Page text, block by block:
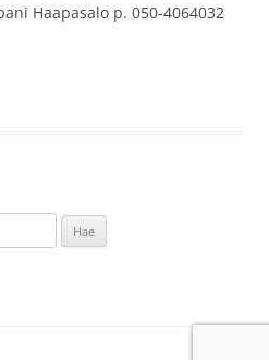
Haapasalo p. 050-4064032